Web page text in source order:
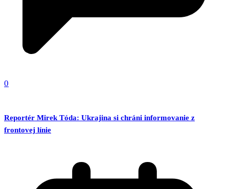
0
Reportér Mirek Tóda: Ukrajina si chráni informovanie z
frontovej línie